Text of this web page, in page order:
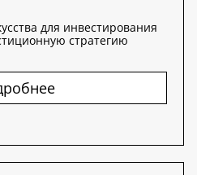
для инвестирования
стратегию